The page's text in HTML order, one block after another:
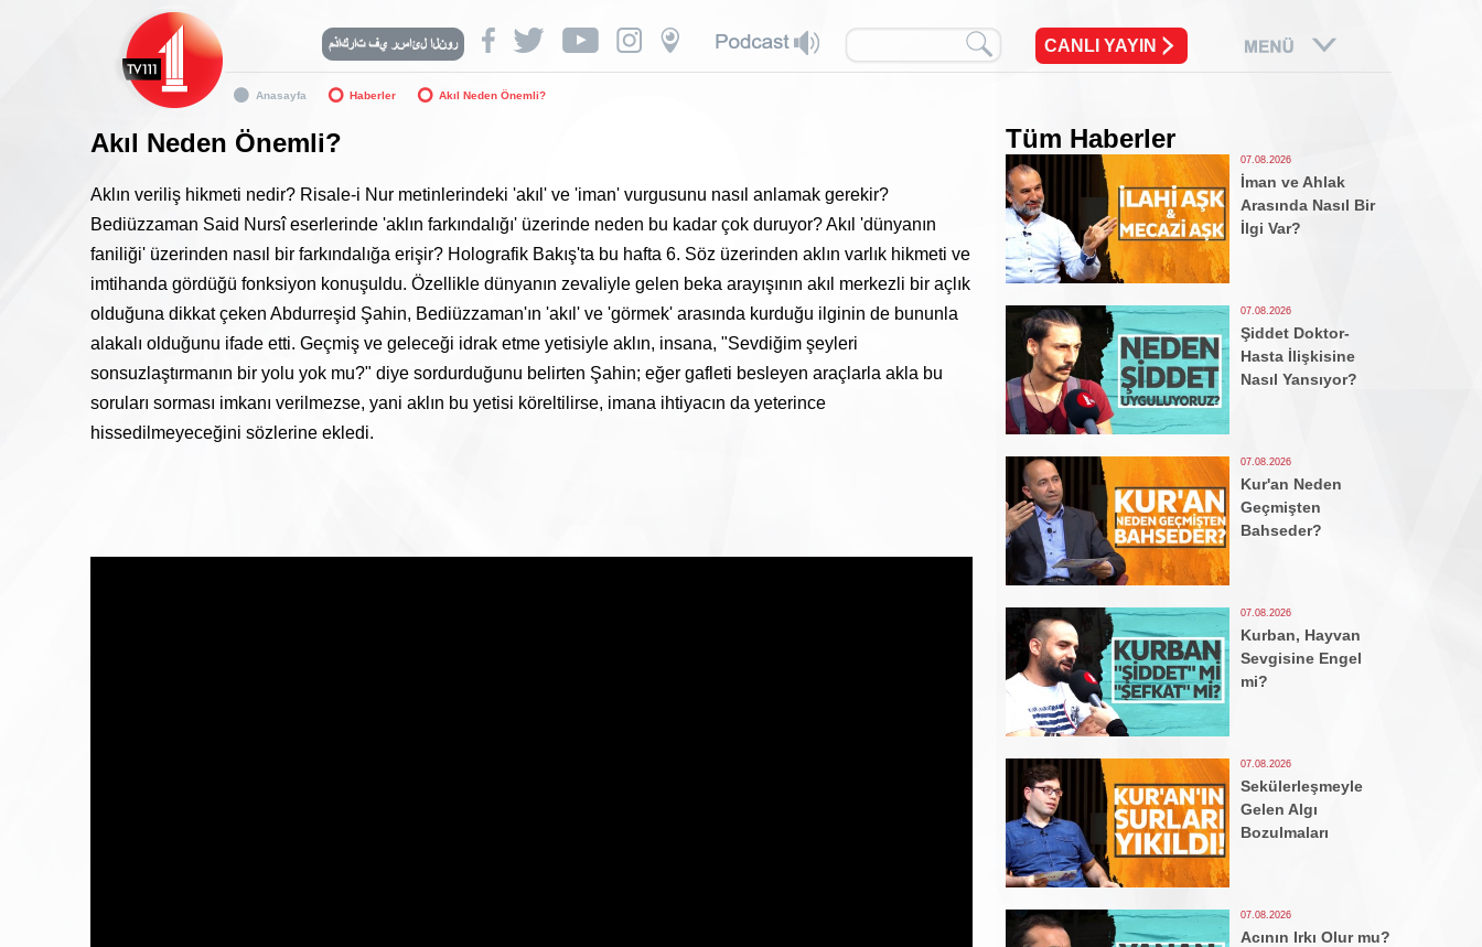
CANLI YAYIN
Anasayfa Haberler Akıl Neden Önemli?
Akıl Neden Önemli?
Aklın veriliş hikmeti nedir? Risale-i Nur metinlerindeki 'akıl' ve 'iman' vurgusunu nasıl anlamak gerekir?
Bediüzzaman Said Nursî eserlerinde 'aklın farkındalığı' üzerinde neden bu kadar çok duruyor? Akıl 'dünyanın
faniliği' üzerinden nasıl bir farkındalığa erişir? Holografik Bakış'ta bu hafta 6. Söz üzerinden aklın varlık hikmeti ve
imtihanda gördüğü fonksiyon konuşuldu. Özellikle dünyanın zevaliyle gelen beka arayışının akıl merkezli bir açlık
olduğuna dikkat çeken Abdurreşid Şahin, Bediüzzaman'ın 'akıl' ve 'görmek' arasında kurduğu ilginin de bununla
alakalı olduğunu ifade etti. Geçmiş ve geleceği idrak etme yetisiyle aklın, insana, "Sevdiğim şeyleri
sonsuzlaştırmanın bir yolu yok mu?" diye sordurduğunu belirten Şahin; eğer gafleti besleyen araçlarla akla bu
soruları sorması imkanı verilmezse, yani aklın bu yetisi köreltilirse, imana ihtiyacın da yeterince
hissedilmeyeceğini sözlerine ekledi.
Tüm Haberler
07.08.2026
İman ve Ahlak
Arasında Nasıl Bir
İlgi Var?
07.08.2026
Şiddet Doktor-
Hasta İlişkisine
Nasıl Yansıyor?
07.08.2026
Kur'an Neden
Geçmişten
Bahseder?
07.08.2026
Kurban, Hayvan
Sevgisine Engel
mi?
07.08.2026
Sekülerleşmeyle
Gelen Algı
Bozulmaları
07.08.2026
Acının Irkı Olur mu?